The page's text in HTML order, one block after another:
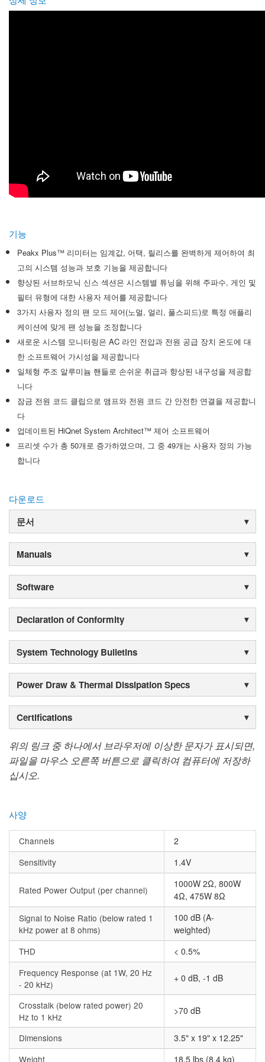
기능
Peakx Plus™ 리미터는 임계값, 어택, 릴리스를 완벽하게 제어하여 최
고의 시스템 성능과 보호 기능을 제공합니다
향상된 서브하모닉 신스 섹션은 시스템별 튜닝을 위해 주파수, 게인 및
필터 유형에 대한 사용자 제어를 제공합니다
3가지 사용자 정의 팬 모드 제어(노멀, 얼리, 풀스피드)로 특정 애플리
케이션에 맞게 팬 성능을 조정합니다
새로운 시스템 모니터링은 AC 라인 전압과 전원 공급 장치 온도에 대
한 소프트웨어 가시성을 제공합니다
일체형 주조 알루미늄 핸들로 손쉬운 취급과 향상된 내구성을 제공합
니다
잠금 전원 코드 클립으로 앰프와 전원 코드 간 안전한 연결을 제공합니
다
업데이트된 HiQnet System Architect™ 제어 소프트웨어
프리셋 수가 총 50개로 증가하였으며, 그 중 49개는 사용자 정의 가능
합니다
다운로드
문서
Manuals
Software
Declaration of Conformity
System Technology Bulletins
Power Draw & Thermal Dissipation Specs
Certifications
위의 링크 중 하나에서 브라우저에 이상한 문자가 표시되면,
파일을 마우스 오른쪽 버튼으로 클릭하여 컴퓨터에 저장하
십시오.
사양
Channels
2
Sensitivity
1.4V
Rated Power Output (per channel)
1000W 2Ω, 800W
4Ω, 475W 8Ω
Signal to Noise Ratio (below rated 1
kHz power at 8 ohms)
100 dB (A-
weighted)
THD
< 0.5%
Frequency Response (at 1W, 20 Hz
- 20 kHz)
+ 0 dB, -1 dB
Crosstalk (below rated power) 20
Hz to 1 kHz
>70 dB
Dimensions
3.5" x 19" x 12.25"
Weight
18.5 lbs (8.4 kg)